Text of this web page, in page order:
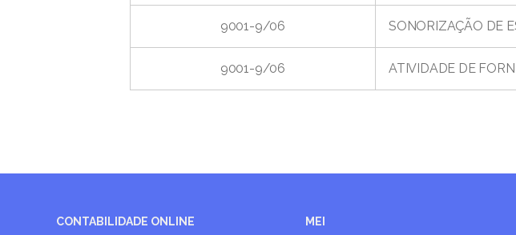
9001-9/06 SONORIZAÇÃO DE
9001-9/06 ATIVIDADE DE
CONTABILIDADE ONLINE
MEI